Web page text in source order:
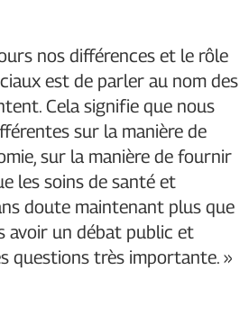
nos différences et le rôle
est de parler au nom des
Cela signifie que nous
sur la manière de
sur la manière de fournir
les soins de santé et
doute maintenant plus que
avoir un débat public et
questions très importante. »